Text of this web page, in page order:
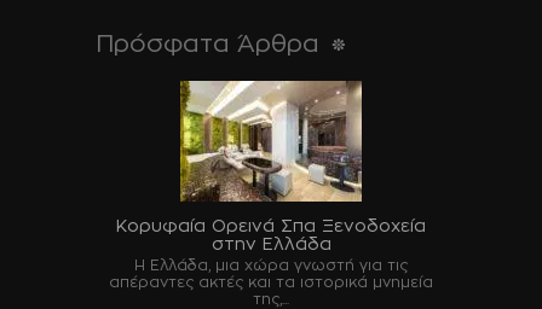
Πρόσφατα Άρθρα
Κορυφαία Ορεινά Σπα Ξενοδοχεία
στην Ελλάδα
Η Ελλάδα, μια χώρα γνωστή για τις
απέραντες ακτές και τα ιστορικά μνημεία
της,...